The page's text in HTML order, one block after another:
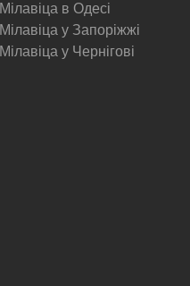
Мілавіца в Одесі
Мілавіца у Запоріжжі
Мілавіца у Чернігові